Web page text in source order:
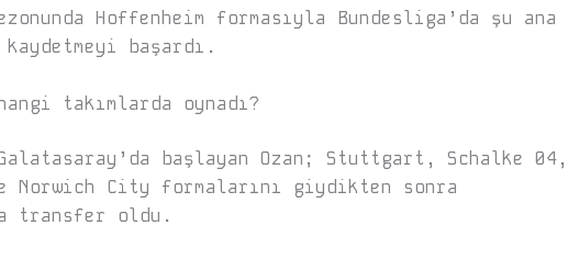
Hoffenheim formasıyla Bundesliga’da şu ana
başardı.
takımlarda oynadı?
başlayan Ozan; Stuttgart, Schalke 04,
Norwich City formalarını giydikten sonra
transfer oldu.